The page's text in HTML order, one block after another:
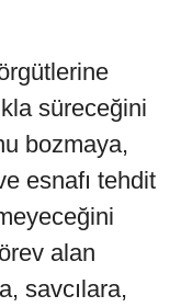
süreceğini
bozmaya,
esnafı tehdit
alan
savcılara,